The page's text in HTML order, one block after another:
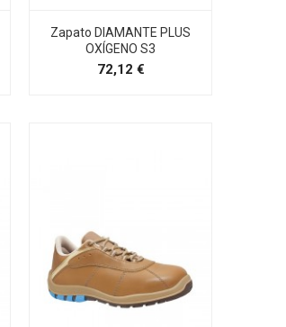
Zapato DIAMANTE PLUS
OXÍGENO S3
72,12 €Precio